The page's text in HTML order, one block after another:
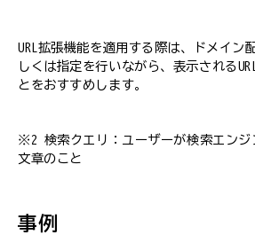
URL拡張機能を適用する際は、ドメイン
しくは指定を行いながら、表示される
とをおすすめします。
※2 検索クエリ：ユーザーが検索エンジ
文章のこと
事例